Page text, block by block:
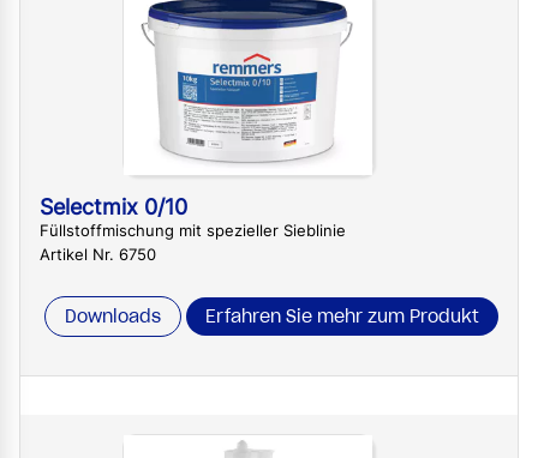
Selectmix 0/10
Füllstoffmischung mit spezieller Sieblinie
Artikel Nr. 6750
Downloads Erfahren Sie mehr zum Produkt